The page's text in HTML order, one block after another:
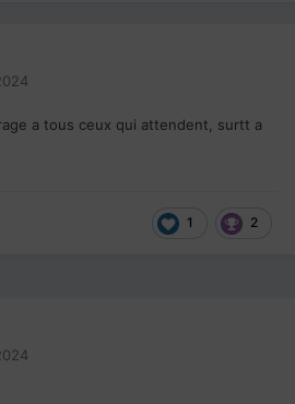
a tous ceux qui attendent, surtt a
1 2